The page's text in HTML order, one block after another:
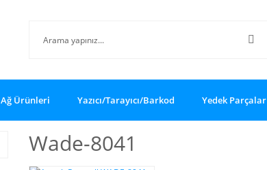
Ağ Ürünleri Yazıcı/Tarayıcı/Barkod Yedek Parçalar
Wade-8041